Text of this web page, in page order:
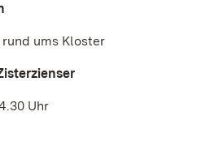
ums Kloster
Uhr